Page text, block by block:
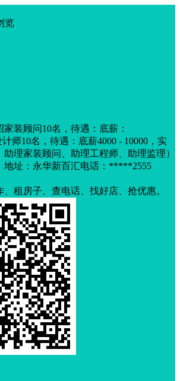
览
装顾问10名，待遇：底薪：
计师10名，待遇：底薪4000 - 10000，实
理家装顾问、助理工程师、助理监理）
地址：永华新百汇电话：*****2555
租房子、查电话、找好店、抢优惠。